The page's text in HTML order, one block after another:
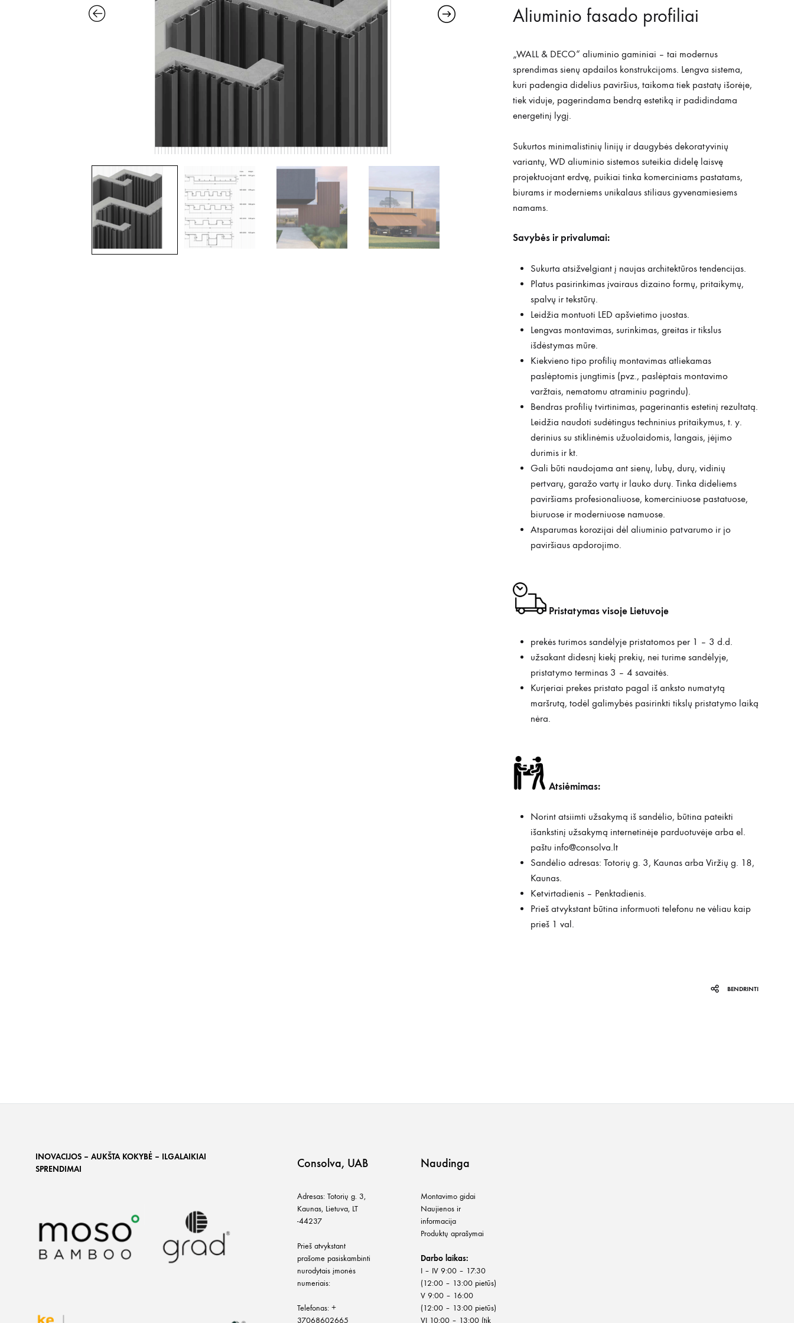
Aliuminio fasado profiliai
„WALL & DECO“ aliuminio gaminiai – tai modernus
sprendimas sienų apdailos konstrukcijoms. Lengva sistema,
kuri padengia didelius paviršius, taikoma tiek pastatų išorėje,
tiek viduje, pagerindama bendrą estetiką ir padidindama
energetinį lygį.
Sukurtos minimalistinių linijų ir daugybės dekoratyvinių
variantų, WD aliuminio sistemos suteikia didelę laisvę
projektuojant erdvę, puikiai tinka komerciniams pastatams,
biurams ir moderniems unikalaus stiliaus gyvenamiesiems
namams.
Savybės ir privalumai:
Sukurta atsižvelgiant į naujas architektūros tendencijas.
Platus pasirinkimas įvairaus dizaino formų, pritaikymų,
spalvų ir tekstūrų.
Leidžia montuoti LED apšvietimo juostas.
Lengvas montavimas, surinkimas, greitas ir tikslus
išdėstymas mūre.
Kiekvieno tipo profilių montavimas atliekamas
paslėptomis jungtimis (pvz., paslėptais montavimo
varžtais, nematomu atraminiu pagrindu).
Bendras profilių tvirtinimas, pagerinantis estetinį rezultatą.
Leidžia naudoti sudėtingus techninius pritaikymus, t. y.
derinius su stiklinėmis užuolaidomis, langais, įėjimo
durimis ir kt.
Gali būti naudojama ant sienų, lubų, durų, vidinių
pertvarų, garažo vartų ir lauko durų. Tinka dideliems
paviršiams profesionaliuose, komerciniuose pastatuose,
biuruose ir moderniuose namuose.
Atsparumas korozijai dėl aliuminio patvarumo ir jo
paviršiaus apdorojimo.
Pristatymas visoje Lietuvoje
prekės turimos sandėlyje pristatomos per 1 – 3 d.d.
užsakant didesnį kiekį prekių, nei turime sandėlyje,
pristatymo terminas 3 – 4 savaitės.
Kurjeriai prekes pristato pagal iš anksto numatytą
maršrutą, todėl galimybės pasirinkti tikslų pristatymo laiką
nėra.
Atsiėmimas:
Norint atsiimti užsakymą iš sandėlio, būtina pateikti
išankstinį užsakymą internetinėje parduotuvėje arba el.
paštu info@consolva.lt
Sandėlio adresas: Totorių g. 3, Kaunas arba Viržių g. 18,
Kaunas.
Ketvirtadienis – Penktadienis.
Prieš atvykstant būtina informuoti telefonu ne vėliau kaip
prieš 1 val.
BENDRINTI
INOVACIJOS – AUKŠTA KOKYBĖ – ILGALAIKIAI
SPRENDIMAI
Consolva, UAB
Adresas: Totorių g. 3,
Kaunas, Lietuva, LT
-44237
Prieš atvykstant
prašome pasiskambinti
nurodytais įmonės
numeriais:
Telefonas: +
37068602665
Naudinga
Montavimo gidai
Naujienos ir
informacija
Produktų aprašymai
Darbo laikas:
I – IV 9:00 – 17:30
(12:00 – 13:00 pietūs)
V 9:00 – 16:00
(12:00 – 13:00 pietūs)
VI 10:00 – 13:00 (tik